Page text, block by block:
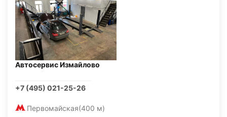
Автосервис Измайлово
+7 (495) 021-25-26
Первомайская(400 м)